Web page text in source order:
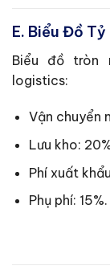
E. Biểu Đồ
Biểu đồ tròn
logistics:
Vận chuyển
Lưu kho:
Phí xuất
Phụ phí: 15%.